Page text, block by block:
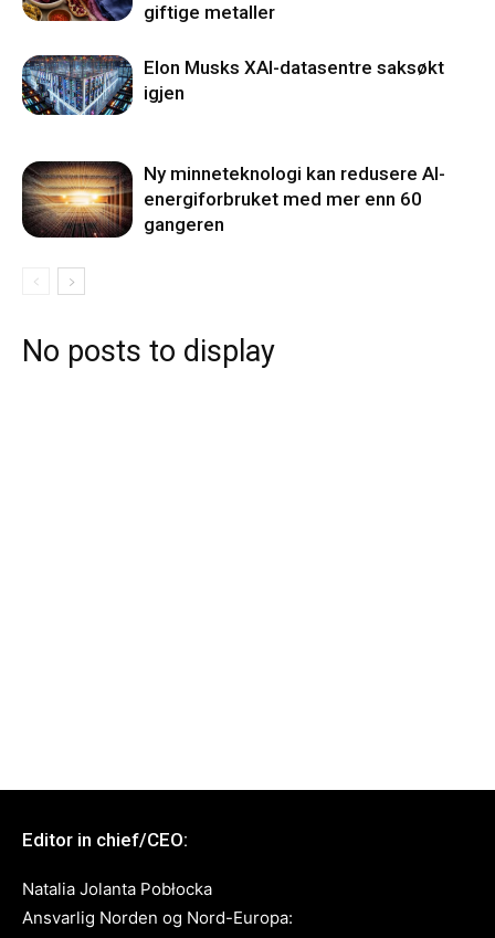
giftige metaller
Elon Musks XAI-datasentre saksøkt
igjen
Ny minneteknologi kan redusere AI-
energiforbruket med mer enn 60
gangeren
No posts to display
Editor in chief/CEO:
Natalia Jolanta Pobłocka
Ansvarlig Norden og Nord-Europa: